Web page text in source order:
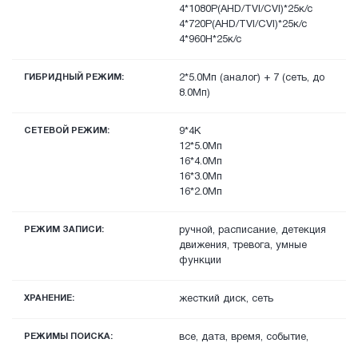
4*1080P(AHD/TVI/CVI)*25к/с
4*720P(AHD/TVI/CVI)*25к/с
4*960H*25к/с
ГИБРИДНЫЙ РЕЖИМ:
2*5.0Мп (аналог) + 7 (сеть, до
8.0Мп)
СЕТЕВОЙ РЕЖИМ:
9*4K
12*5.0Мп
16*4.0Мп
16*3.0Мп
16*2.0Мп
РЕЖИМ ЗАПИСИ:
ручной, расписание, детекция
движения, тревога, умные
функции
ХРАНЕНИЕ: жесткий диск, сеть
РЕЖИМЫ ПОИСКА: все, дата, время, событие,